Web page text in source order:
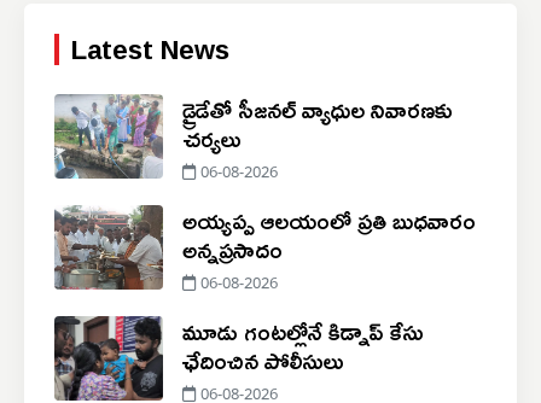
Latest News
డ్రైడేతో సీజనల్ వ్యాధుల నివారణకు
చర్యలు
06-08-2026
అయ్యప్ప ఆలయంలో ప్రతి బుధవారం
అన్నప్రసాదం
06-08-2026
మూడు గంటల్లోనే కిడ్నాప్ కేసు
ఛేదించిన పోలీసులు
06-08-2026